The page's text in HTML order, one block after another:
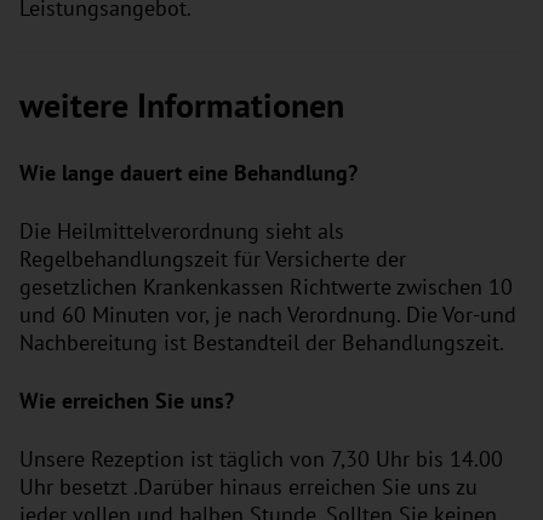
Leistungsangebot.
weitere Informationen
Wie lange dauert eine Behandlung?
Die Heilmittelverordnung sieht als
Regelbehandlungszeit für Versicherte der
gesetzlichen Krankenkassen Richtwerte zwischen 10
und 60 Minuten vor, je nach Verordnung. Die Vor-und
Nachbereitung ist Bestandteil der Behandlungszeit.
Wie erreichen Sie uns?
Unsere Rezeption ist täglich von 7,30 Uhr bis 14.00
Uhr besetzt .Darüber hinaus erreichen Sie uns zu